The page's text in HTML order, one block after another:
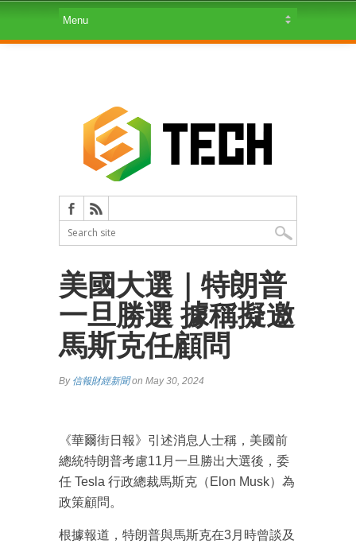
美國大選｜特朗普
一旦勝選 據稱擬邀
馬斯克任顧問
By 信報財經新聞on May 30, 2024
《華爾街日報》引述消息人士稱，美國前
總統特朗普考慮11月一旦勝出大選後，委
任 Tesla 行政總裁馬斯克（Elon Musk）為
政策顧問。
根據報道，特朗普與馬斯克在3月時曾談及